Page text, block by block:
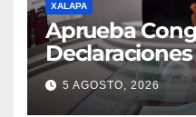
XALAPA
Aprueba
en contra de
5 AGOSTO, 2026